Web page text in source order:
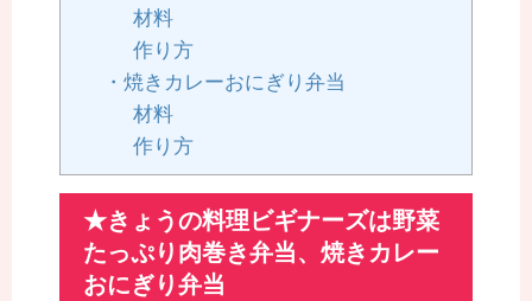
材料
作り方
・焼きカレーおにぎり弁当
材料
作り方
★きょうの料理ビギナーズは野菜
たっぷり肉巻き弁当、焼きカレー
おにぎり弁当